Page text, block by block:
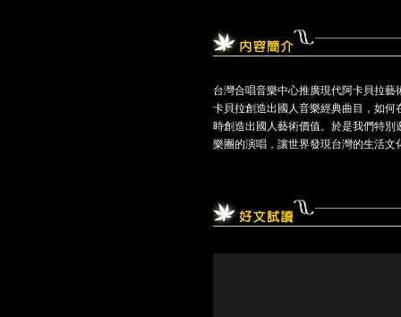
台灣合唱音樂中心推廣現代阿卡貝拉
卡貝拉創造出國人音樂經典曲目，如
時創造出國人藝術價值。於是我們特
樂團的演唱，讓世界發現台灣的生活文